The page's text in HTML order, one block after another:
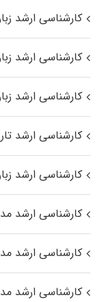
کارشناسی ارشد
کارشناسی ارشد
کارشناسی ارشد
کارشناسی ارشد
کارشناسی ارشد
کارشناسی ارشد
کارشناسی ارشد
کارشناسی ارشد